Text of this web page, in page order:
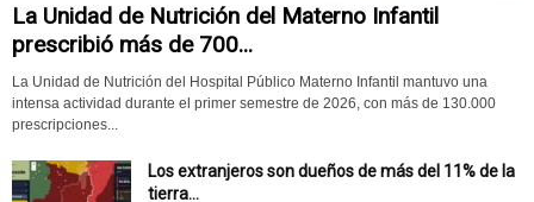
La Unidad de Nutrición del Materno Infantil
prescribió más de 700...
La Unidad de Nutrición del Hospital Público Materno Infantil mantuvo una
intensa actividad durante el primer semestre de 2026, con más de 130.000
prescripciones...
Los extranjeros son dueños de más del 11% de la
tierra...